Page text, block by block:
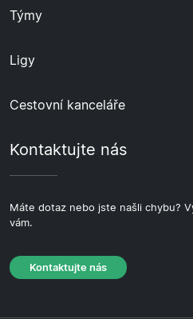
Týmy
Ligy
Cestovní kanceláře
Kontaktujte nás
Máte dotaz nebo jste našli chybu?
vám.
Kontaktujte nás